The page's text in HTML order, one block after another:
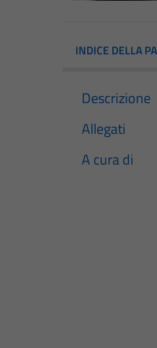
INDICE DELLA
Descrizione
Allegati
A cura di